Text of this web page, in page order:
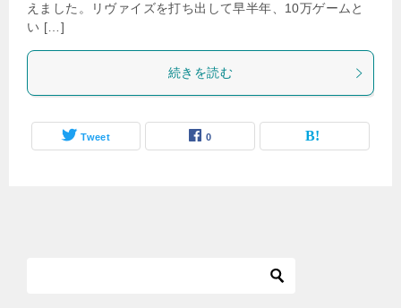
えました。リヴァイズを打ち出して早半年、10万ゲームと
い […]
続きを読む
Tweet 0